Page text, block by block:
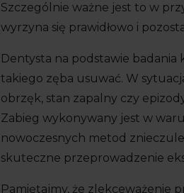
Szczególnie ważne jest to w
wyrzyna się prawidłowo i
Dentysta na podstawie
takiego zęba usuwać. W
obrzęk, stan zapalny czy
Zabieg wykonywany jest w
nowoczesnych metod
skuteczne przeprowadzenie
Pamiętajmy, że zlekceważenie